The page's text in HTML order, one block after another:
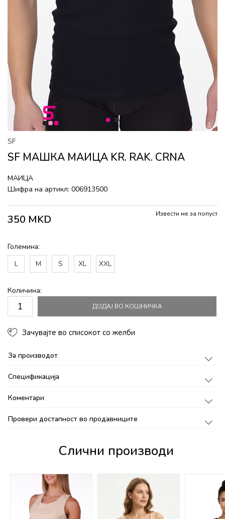
1 2
SF
SF МАШКА МАИЦА KR. RAK. CRNA
МАИЦА
Шифра на артикл: 006913500
350 MKD Извести ме за попуст
Големина:
L
M S XL XXL
Количина:
ДОДАЈ ВО КОШНИЧКА
Зачувајте во списокот со желби
За производот
Спецификација
Коментари
Провери достапност во продавниците
Слични производи